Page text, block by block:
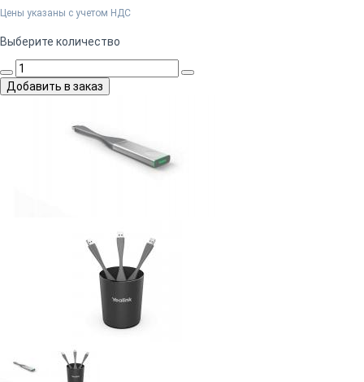
Цены указаны c учетом НДС
Выберите количество
Добавить в заказ